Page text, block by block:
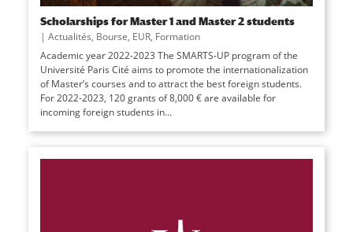
Scholarships for Master 1 and Master 2 students
| Actualités, Bourse, EUR, Formation
Academic year 2022-2023 The SMARTS-UP program of the
Université Paris Cité aims to promote the internationalization
of Master’s courses and to attract the best foreign students.
For 2022-2023, 120 grants of 8,000 € are available for
incoming foreign students in...